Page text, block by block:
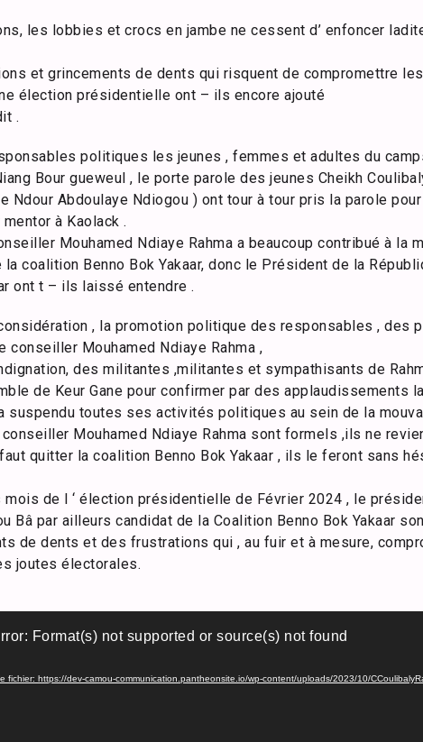
les lobbies et crocs en jambe ne cessent d’ enfoncer
et grincements de dents qui risquent de compromettre
élection présidentielle ont – ils encore ajouté
.
politiques les jeunes , femmes et adultes du
Bour gueweul , le porte parole des jeunes Cheikh
Ndour Abdoulaye Ndiogou ) ont tour à tour pris la parole
à Kaolack .
Mouhamed Ndiaye Rahma a beaucoup contribué à la
coalition Benno Bok Yakaar, donc le Président de la
ont t – ils laissé entendre .
, la promotion politique des responsables , des
Mouhamed Ndiaye Rahma ,
des militantes ,militantes et sympathisants de
de Keur Gane pour confirmer par des applaudissements
suspendu toutes ses activités politiques au sein de la
Mouhamed Ndiaye Rahma sont formels ,ils ne
quitter la coalition Benno Bok Yakaar , ils le feront sans
mois de l ‘ élection présidentielle de Février 2024 , le
Bâ par ailleurs candidat de la Coalition Benno Bok Yakaar
de dents et des frustrations qui , au fuir et à mesure,
joutes électorales.
Format(s) not supported or source(s) not found
fichier: https://dev-camou-communication.pantheonsite.io/wp-content/uploads/2023/10/